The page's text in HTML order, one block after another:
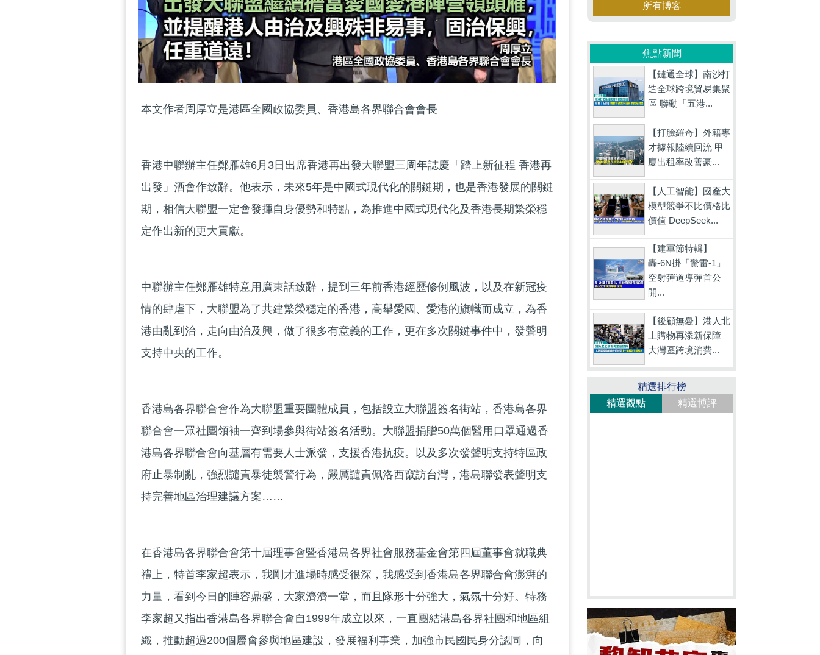
本文作者周厚立是港區全國政協委員、香港島各界聯合會會長
香港中聯辦主任鄭雁雄6月3日出席香港再出發大聯盟三周年誌慶「踏上新征程 香港再
出發」酒會作致辭。他表示，未來5年是中國式現代化的關鍵期，也是香港發展的關鍵
期，相信大聯盟一定會發揮自身優勢和特點，為推進中國式現代化及香港長期繁榮穩
定作出新的更大貢獻。
中聯辦主任鄭雁雄特意用廣東話致辭，提到三年前香港經歷修例風波，以及在新冠疫
情的肆虐下，大聯盟為了共建繁榮穩定的香港，高舉愛國、愛港的旗幟而成立，為香
港由亂到治，走向由治及興，做了很多有意義的工作，更在多次關鍵事件中，發聲明
支持中央的工作。
香港島各界聯合會作為大聯盟重要團體成員，包括設立大聯盟簽名街站，香港島各界
聯合會一眾社團領袖一齊到場參與街站簽名活動。大聯盟捐贈50萬個醫用口罩通過香
港島各界聯合會向基層有需要人士派發，支援香港抗疫。以及多次發聲明支持特區政
府止暴制亂，強烈譴責暴徒襲警行為，嚴厲譴責佩洛西竄訪台灣，港島聯發表聲明支
持完善地區治理建議方案……
在香港島各界聯合會第十屆理事會暨香港島各界社會服務基金會第四屆董事會就職典
禮上，特首李家超表示，我剛才進場時感受很深，我感受到香港島各界聯合會澎湃的
力量，看到今日的陣容鼎盛，大家濟濟一堂，而且隊形十分強大，氣氛十分好。特務
李家超又指出香港島各界聯合會自1999年成立以來，一直團結港島各界社團和地區組
織，推動超過200個屬會參與地區建設，發展福利事業，加強市民國民身分認同，向
所有博客
焦點新聞
【鏈通全球】南沙打
造全球跨境貿易集聚
區 聯動「五港...
【打臉羅奇】外籍專
才據報陸續回流 甲
廈出租率改善豪...
【人工智能】國產大
模型競爭不比價格比
價值 DeepSeek...
【建軍節特輯】
轟-6N掛「驚雷-1」
空射彈道導彈首公
開...
【後顧無憂】港人北
上購物再添新保障
大灣區跨境消費...
精選排行榜
精選觀點
精選博評